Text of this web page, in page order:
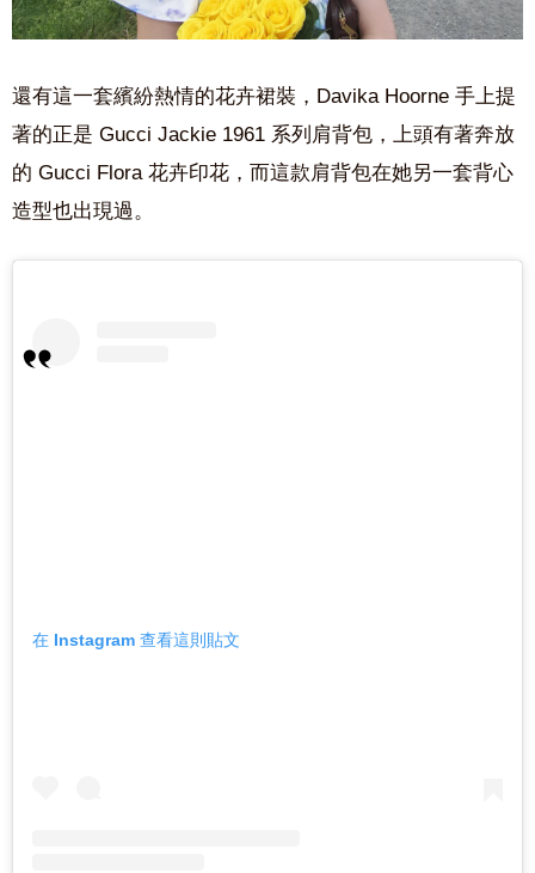
還有這一套繽紛熱情的花卉裙裝，Davika Hoorne 手上提
著的正是 Gucci Jackie 1961 系列肩背包，上頭有著奔放
的 Gucci Flora 花卉印花，而這款肩背包在她另一套背心
造型也出現過。
在 Instagram 查看這則貼文